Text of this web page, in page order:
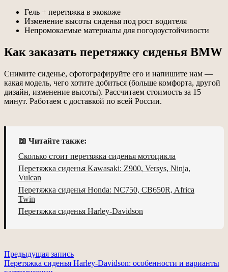
Гель + перетяжка в экокоже
Изменение высоты сиденья под рост водителя
Непромокаемые материалы для погодоустойчивости
Как заказать перетяжку сиденья BMW
Снимите сиденье, сфотографируйте его и напишите нам —
какая модель, чего хотите добиться (больше комфорта, другой
дизайн, изменение высоты). Рассчитаем стоимость за 15
минут. Работаем с доставкой по всей России.
📖 Читайте также:
Сколько стоит перетяжка сиденья мотоцикла
Перетяжка сиденья Kawasaki: Z900, Versys, Ninja,
Vulcan
Перетяжка сиденья Honda: NC750, CB650R, Africa
Twin
Перетяжка сиденья Harley-Davidson
Навигация
Предыдущая запись
Перетяжка сиденья Harley-Davidson: особенности и варианты